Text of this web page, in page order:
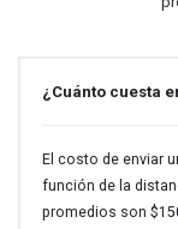
¿Cuánto cuesta
El costo de enviar
función de la
promedios son